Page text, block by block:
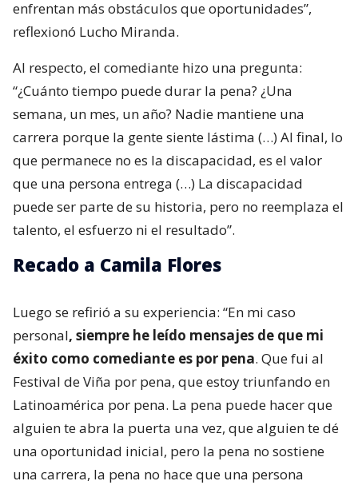
enfrentan más obstáculos que oportunidades”,
reflexionó Lucho Miranda.
Al respecto, el comediante hizo una pregunta:
“¿Cuánto tiempo puede durar la pena? ¿Una
semana, un mes, un año? Nadie mantiene una
carrera porque la gente siente lástima (…) Al final, lo
que permanece no es la discapacidad, es el valor
que una persona entrega (…) La discapacidad
puede ser parte de su historia, pero no reemplaza el
talento, el esfuerzo ni el resultado”.
Recado a Camila Flores
Luego se refirió a su experiencia: “En mi caso
personal, siempre he leído mensajes de que mi
éxito como comediante es por pena. Que fui al
Festival de Viña por pena, que estoy triunfando en
Latinoamérica por pena. La pena puede hacer que
alguien te abra la puerta una vez, que alguien te dé
una oportunidad inicial, pero la pena no sostiene
una carrera, la pena no hace que una persona